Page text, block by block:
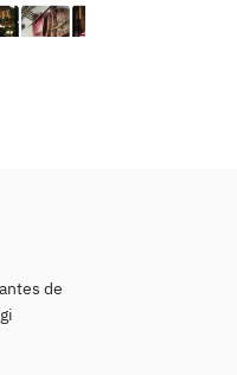
de